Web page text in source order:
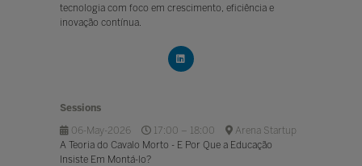
tecnologia com foco em crescimento, eficiência e
inovação contínua.
Sessions
06-May-2026
17:00 – 18:00
Arena Startup
A Teoria do Cavalo Morto - E Por Que a Educação
Insiste Em Montá-lo?